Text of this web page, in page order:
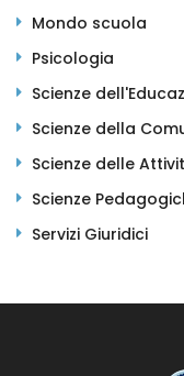
Mondo scuola
Psicologia
Scienze
Scienze della
Scienze delle
Scienze
Servizi Giuridici